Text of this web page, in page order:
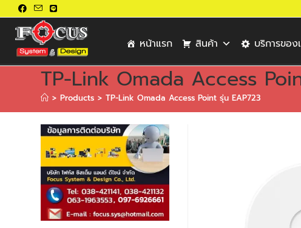
หน้าแรก สินค้า บริการของ
TP-Link Omada Access
> Products > TP-Link Omada Access Point รุ่น EAP723